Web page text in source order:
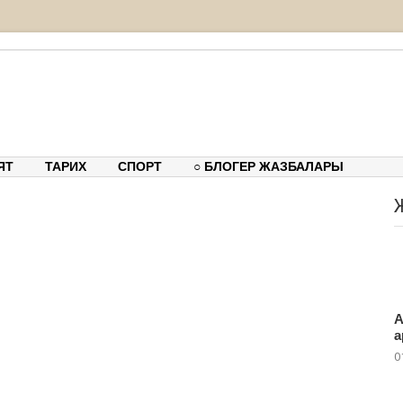
ТАРИХ СПОРТ ○ БЛОГЕР ЖАЗБАЛАРЫ